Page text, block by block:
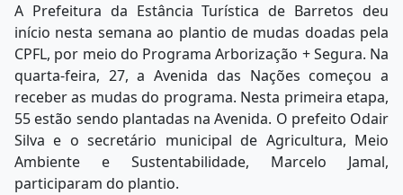
A Prefeitura da Estância Turística de Barretos deu
início nesta semana ao plantio de mudas doadas pela
CPFL, por meio do Programa Arborização + Segura. Na
quarta-feira, 27, a Avenida das Nações começou a
receber as mudas do programa. Nesta primeira etapa,
55 estão sendo plantadas na Avenida. O prefeito Odair
Silva e o secretário municipal de Agricultura, Meio
Ambiente e Sustentabilidade, Marcelo Jamal,
participaram do plantio.